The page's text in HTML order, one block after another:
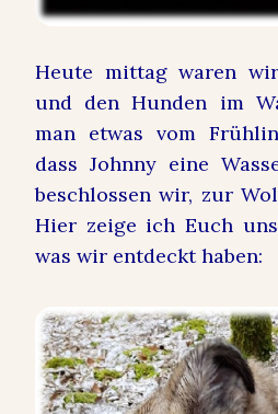
Heute mittag waren
und den Hunden im
man etwas vom
dass Johnny eine
beschlossen wir, zur
Hier zeige ich Euch
was wir entdeckt haben: